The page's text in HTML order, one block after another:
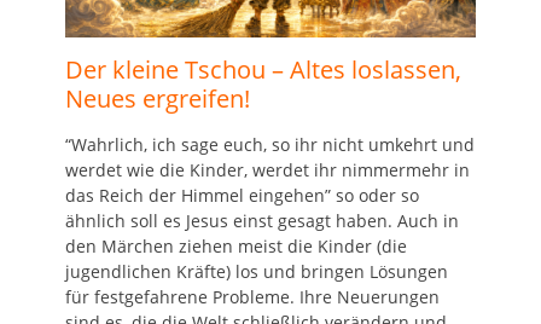
Der kleine Tschou – Altes loslassen,
Neues ergreifen!
“Wahrlich, ich sage euch, so ihr nicht umkehrt und
werdet wie die Kinder, werdet ihr nimmermehr in
das Reich der Himmel eingehen” so oder so
ähnlich soll es Jesus einst gesagt haben. Auch in
den Märchen ziehen meist die Kinder (die
jugendlichen Kräfte) los und bringen Lösungen
für festgefahrene Probleme. Ihre Neuerungen